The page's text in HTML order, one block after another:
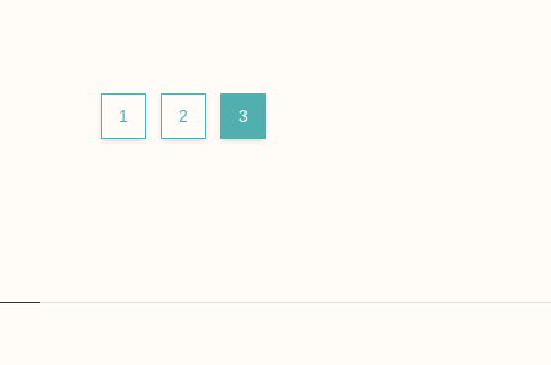
1 2 3